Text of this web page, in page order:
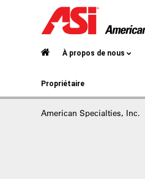
À propos de nous
Propriétaire
American Specialties, Inc.